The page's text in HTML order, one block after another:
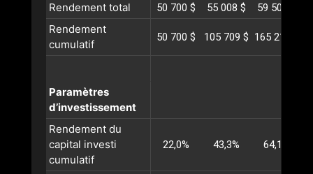
Rendement total 50 700 $ 55 008 $ 59 508 $
Rendement
cumulatif
50 700 $ 105 709 $ 165 217 $
Paramètres
d’investissement
Rendement du
capital investi
cumulatif
22,0% 43,3% 64,1%